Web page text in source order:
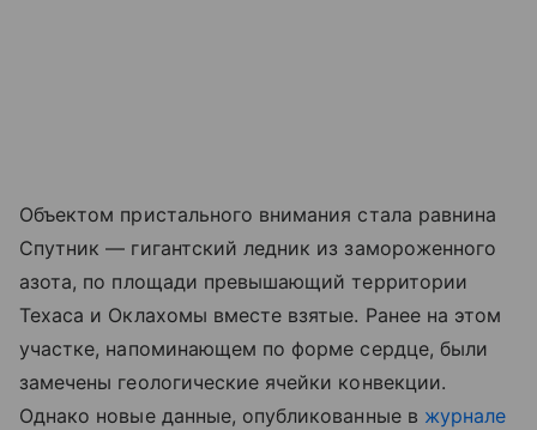
Объектом пристального внимания стала равнина
Спутник — гигантский ледник из замороженного
азота, по площади превышающий территории
Техаса и Оклахомы вместе взятые. Ранее на этом
участке, напоминающем по форме сердце, были
замечены геологические ячейки конвекции.
Однако новые данные, опубликованные в журнале